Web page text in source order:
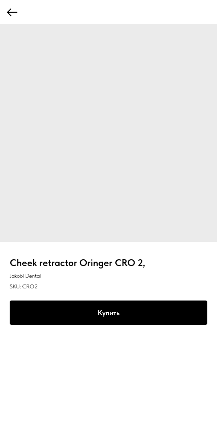
Cheek retractor Oringer CRO 2,
Jakobi Dental
SKU: CRO2
Купить